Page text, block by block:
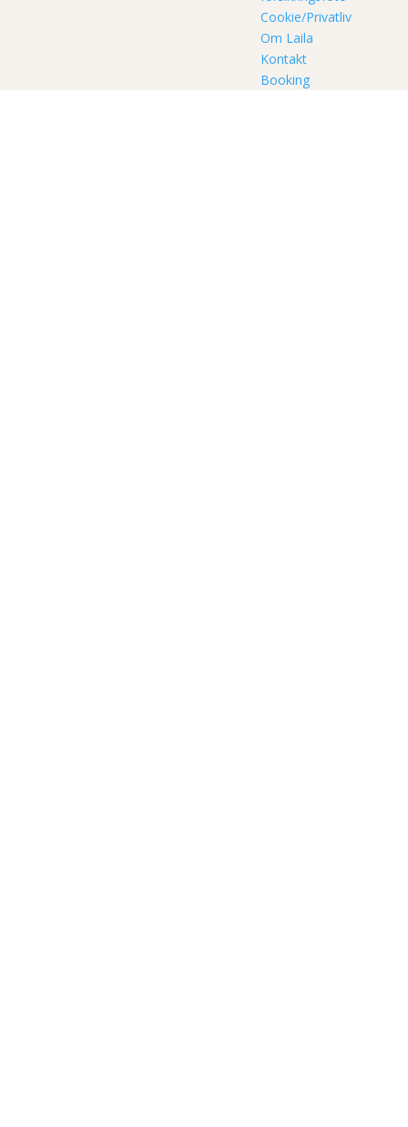
Cookie/Privatliv
Om Laila
Kontakt
Booking